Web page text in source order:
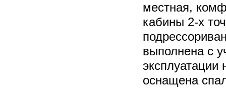
местная,
кабины 2-х
выполнена с
эксплуатации
оснащена